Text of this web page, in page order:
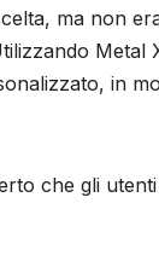
ma non
Metal
in
che gli